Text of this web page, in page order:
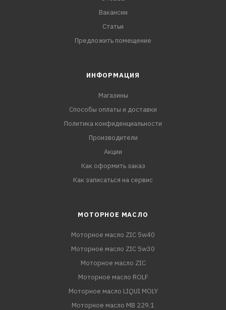
Вакансии
Статьи
Предложить помещение
ИНФОРМАЦИЯ
Магазины
Способы оплаты и доставки
Политика конфиденциальности
Производители
Акции
Как оформить заказ
Как записаться на сервис
МОТОРНОЕ МАСЛО
Моторное масло ZIC 5w40
Моторное масло ZIC 5w30
Моторное масло ZIC
Моторное масло ROLF
Моторное масло LIQUI MOLY
Моторное масло MB 229.1